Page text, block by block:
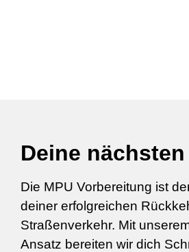
Deine
Die MPU Vorbereitung ist
deiner erfolgreichen
Straßenverkehr. Mit
Ansatz bereiten wir dich